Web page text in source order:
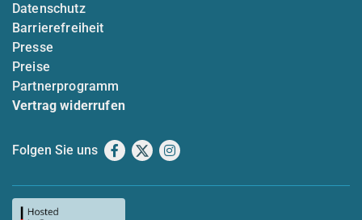
Datenschutz
Barrierefreiheit
Presse
Preise
Partnerprogramm
Vertrag widerrufen
Folgen Sie uns Facebook
X Instagram